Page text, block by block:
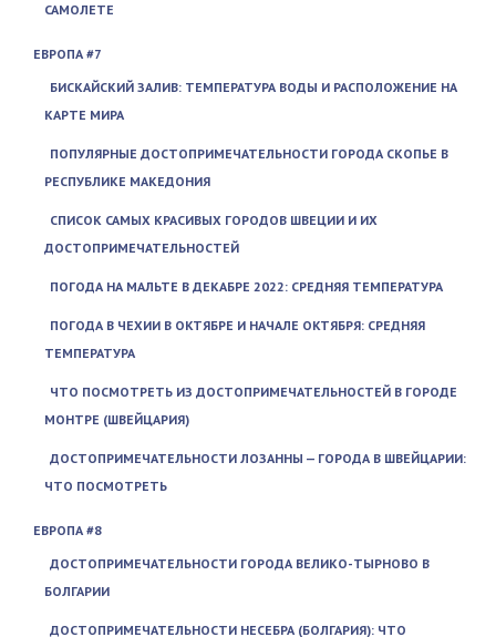
САМОЛЕТЕ
ЕВРОПА #7
БИСКАЙСКИЙ ЗАЛИВ: ТЕМПЕРАТУРА ВОДЫ И РАСПОЛОЖЕНИЕ НА
КАРТЕ МИРА
ПОПУЛЯРНЫЕ ДОСТОПРИМЕЧАТЕЛЬНОСТИ ГОРОДА СКОПЬЕ В
РЕСПУБЛИКЕ МАКЕДОНИЯ
СПИСОК САМЫХ КРАСИВЫХ ГОРОДОВ ШВЕЦИИ И ИХ
ДОСТОПРИМЕЧАТЕЛЬНОСТЕЙ
ПОГОДА НА МАЛЬТЕ В ДЕКАБРЕ 2022: СРЕДНЯЯ ТЕМПЕРАТУРА
ПОГОДА В ЧЕХИИ В ОКТЯБРЕ И НАЧАЛЕ ОКТЯБРЯ: СРЕДНЯЯ
ТЕМПЕРАТУРА
ЧТО ПОСМОТРЕТЬ ИЗ ДОСТОПРИМЕЧАТЕЛЬНОСТЕЙ В ГОРОДЕ
МОНТРЕ (ШВЕЙЦАРИЯ)
ДОСТОПРИМЕЧАТЕЛЬНОСТИ ЛОЗАННЫ — ГОРОДА В ШВЕЙЦАРИИ:
ЧТО ПОСМОТРЕТЬ
ЕВРОПА #8
ДОСТОПРИМЕЧАТЕЛЬНОСТИ ГОРОДА ВЕЛИКО-ТЫРНОВО В
БОЛГАРИИ
ДОСТОПРИМЕЧАТЕЛЬНОСТИ НЕСЕБРА (БОЛГАРИЯ): ЧТО